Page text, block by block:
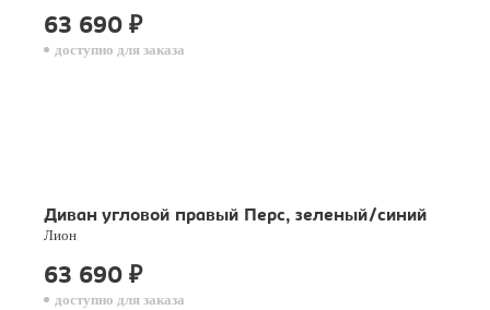
63 690 ₽
доступно для заказа
Диван угловой правый Перс, зеленый/синий
Лион
63 690 ₽
доступно для заказа